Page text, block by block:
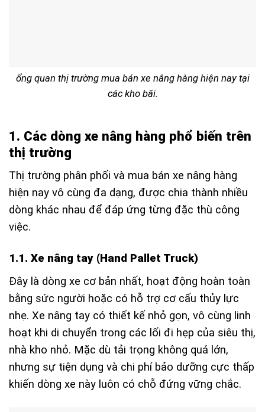
ổng quan thị trường mua bán xe nâng hàng hiện nay tại
các kho bãi.
1. Các dòng xe nâng hàng phổ biến trên
thị trường
Thị trường phân phối và mua bán xe nâng hàng
hiện nay vô cùng đa dạng, được chia thành nhiều
dòng khác nhau để đáp ứng từng đặc thù công
việc.
1.1. Xe nâng tay (Hand Pallet Truck)
Đây là dòng xe cơ bản nhất, hoạt động hoàn toàn
bằng sức người hoặc có hỗ trợ cơ cấu thủy lực
nhẹ. Xe nâng tay có thiết kế nhỏ gọn, vô cùng linh
hoạt khi di chuyển trong các lối đi hẹp của siêu thị,
nhà kho nhỏ. Mặc dù tải trọng không quá lớn,
nhưng sự tiện dụng và chi phí bảo dưỡng cực thấp
khiến dòng xe này luôn có chỗ đứng vững chắc.